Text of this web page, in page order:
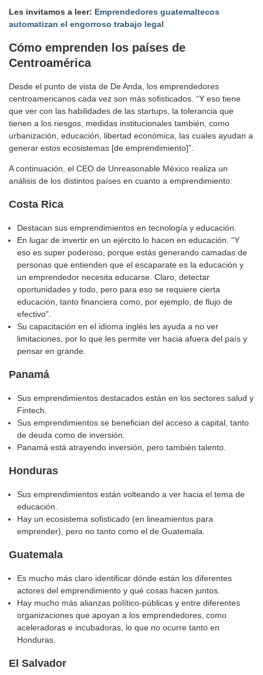
Les invitamos a leer: Emprendedores guatemaltecos
automatizan el engorroso trabajo legal
Cómo emprenden los países de
Centroamérica
Desde el punto de vista de De Anda, los emprendedores
centroamericanos cada vez son más sofisticados. “Y eso tiene
que ver con las habilidades de las startups, la tolerancia que
tienen a los riesgos, medidas institucionales también, como
urbanización, educación, libertad económica, las cuales ayudan a
generar estos ecosistemas [de emprendimiento]”.
A continuación, el CEO de Unreasonable México realiza un
análisis de los distintos países en cuanto a emprendimiento:
Costa Rica
Destacan sus emprendimientos en tecnología y educación.
En lugar de invertir en un ejército lo hacen en educación. “Y
eso es super poderoso, porque estás generando camadas de
personas que entienden que el escaparate es la educación y
un emprendedor necesita educarse. Claro, detectar
oportunidades y todo, pero para eso se requiere cierta
educación, tanto financiera como, por ejemplo, de flujo de
efectivo”.
Su capacitación en el idioma inglés les ayuda a no ver
limitaciones, por lo que les permite ver hacia afuera del país y
pensar en grande.
Panamá
Sus emprendimientos destacados están en los sectores salud y
Fintech.
Sus emprendimientos se benefician del acceso a capital, tanto
de deuda como de inversión.
Panamá está atrayendo inversión, pero también talento.
Honduras
Sus emprendimientos están volteando a ver hacia el tema de
educación.
Hay un ecosistema sofisticado (en lineamientos para
emprender), pero no tanto como el de Guatemala.
Guatemala
Es mucho más claro identificar dónde están los diferentes
actores del emprendimiento y qué cosas hacen juntos.
Hay mucho más alianzas político-públicas y entre diferentes
organizaciones que apoyan a los emprendedores, como
aceleradoras e incubadoras, lo que no ocurre tanto en
Honduras.
El Salvador